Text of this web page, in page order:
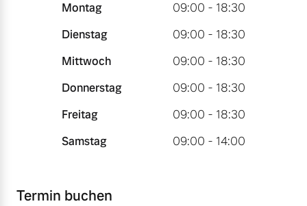
Montag
09:00 - 18:30
Dienstag
09:00 - 18:30
Mittwoch
09:00 - 18:30
Donnerstag
09:00 - 18:30
Freitag
09:00 - 18:30
Samstag
09:00 - 14:00
Termin buchen